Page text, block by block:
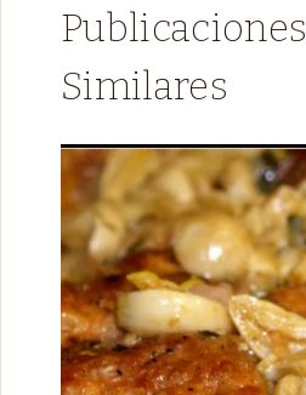
Publicaciones
Similares